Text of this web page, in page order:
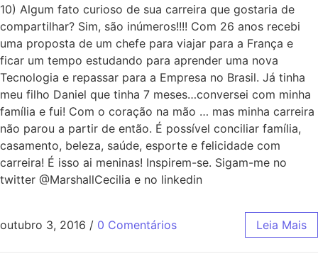
10) Algum fato curioso de sua carreira que gostaria de
compartilhar? Sim, são inúmeros!!!! Com 26 anos recebi
uma proposta de um chefe para viajar para a França e
ficar um tempo estudando para aprender uma nova
Tecnologia e repassar para a Empresa no Brasil. Já tinha
meu filho Daniel que tinha 7 meses…conversei com minha
família e fui! Com o coração na mão … mas minha carreira
não parou a partir de então. É possível conciliar família,
casamento, beleza, saúde, esporte e felicidade com
carreira! É isso ai meninas! Inspirem-se. Sigam-me no
twitter @MarshallCecilia e no linkedin
outubro 3, 2016 / 0 Comentários Leia Mais